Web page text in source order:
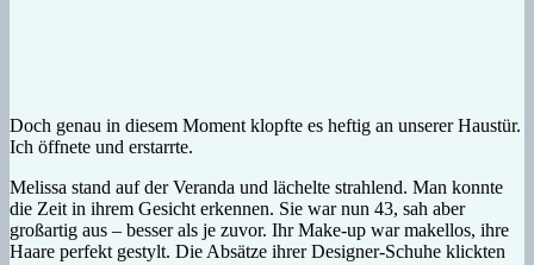
Doch genau in diesem Moment klopfte es heftig an unserer Haustür.
Ich öffnete und erstarrte.
Melissa stand auf der Veranda und lächelte strahlend. Man konnte
die Zeit in ihrem Gesicht erkennen. Sie war nun 43, sah aber
großartig aus – besser als je zuvor. Ihr Make-up war makellos, ihre
Haare perfekt gestylt. Die Absätze ihrer Designer-Schuhe klickten